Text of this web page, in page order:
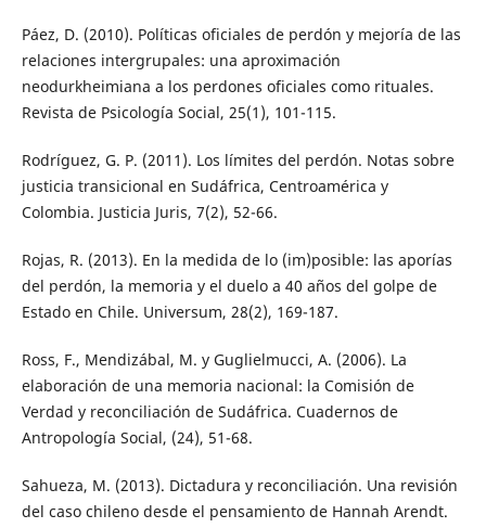
Páez, D. (2010). Políticas oficiales de perdón y mejoría de las
relaciones intergrupales: una aproximación
neodurkheimiana a los perdones oficiales como rituales.
Revista de Psicología Social, 25(1), 101-115.
Rodríguez, G. P. (2011). Los límites del perdón. Notas sobre
justicia transicional en Sudáfrica, Centroamérica y
Colombia. Justicia Juris, 7(2), 52-66.
Rojas, R. (2013). En la medida de lo (im)posible: las aporías
del perdón, la memoria y el duelo a 40 años del golpe de
Estado en Chile. Universum, 28(2), 169-187.
Ross, F., Mendizábal, M. y Guglielmucci, A. (2006). La
elaboración de una memoria nacional: la Comisión de
Verdad y reconciliación de Sudáfrica. Cuadernos de
Antropología Social, (24), 51-68.
Sahueza, M. (2013). Dictadura y reconciliación. Una revisión
del caso chileno desde el pensamiento de Hannah Arendt.